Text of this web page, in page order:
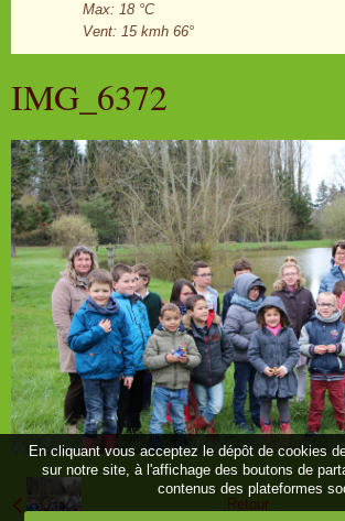
Max: 18 °C
Vent: 15 kmh 66°
IMG_6372
Retour
En cliquant vous acceptez le dépôt de cookies
sur notre site, à l'affichage des boutons de
contenus des plateformes